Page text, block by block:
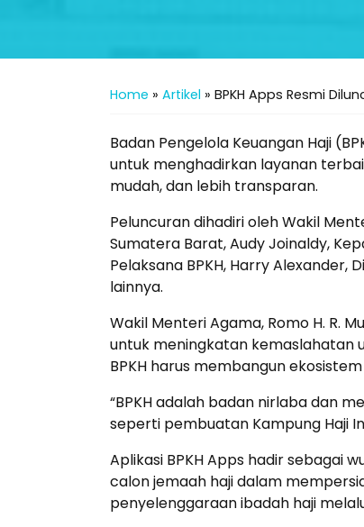
Home » Artikel » BPKH Apps Resmi
Badan Pengelola Keuangan Haji
untuk menghadirkan layanan
mudah, dan lebih transparan.
Peluncuran dihadiri oleh Wakil
Sumatera Barat, Audy Joinaldy,
Pelaksana BPKH, Harry Alexander,
lainnya.
Wakil Menteri Agama, Romo H. R.
untuk meningkatan kemaslahatan
BPKH harus membangun ekosistem
“BPKH adalah badan nirlaba dan
seperti pembuatan Kampung Haji
Aplikasi BPKH Apps hadir sebagai
calon jemaah haji dalam
penyelenggaraan ibadah haji